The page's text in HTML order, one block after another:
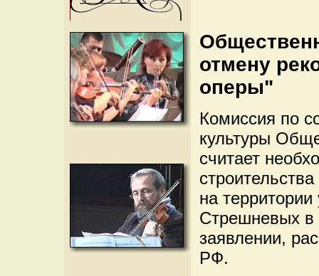
отмену
оперы"
Комиссия по
культуры
считает
на
Стрешневых в
заявлении,
РФ.